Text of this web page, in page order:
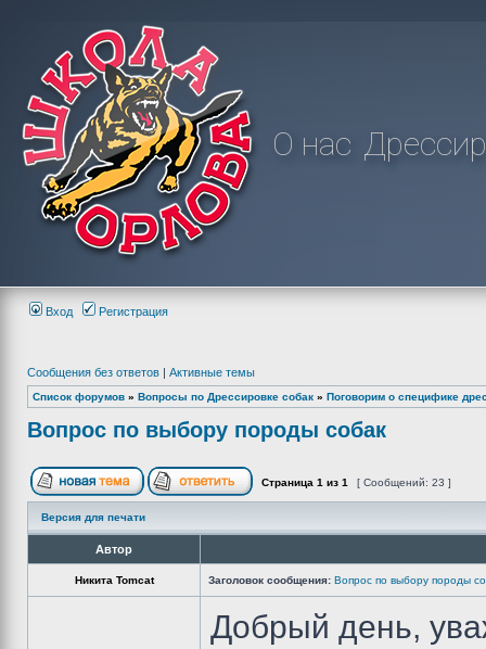
О нас
Вход Регистрация
Сообщения без ответов | Активные темы
Список форумов » Вопросы по Дрессировке собак » Поговорим о специфике
Вопрос по выбору породы собак
Страница 1 из 1 [ Сообщений: 23 ]
Версия для печати
Автор
Никита Tomcat Заголовок сообщения: Вопрос по выбору породы
Добрый день,